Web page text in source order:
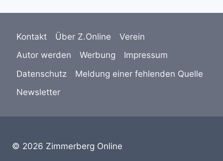
Kontakt Über Z.Online
Verein
Autor werden
Werbung
Impressum
Datenschutz
Meldung einer fehlenden Quelle
Newsletter
© 2026 Zimmerberg Online